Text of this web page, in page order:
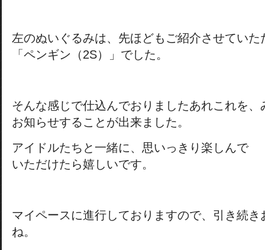
左のぬいぐるみは、先ほどもご紹介させていた
「ペンギン（2S）」でした。
そんな感じで仕込んでおりましたあれこれを、
お知らせすることが出来ました。
アイドルたちと一緒に、思いっきり楽しんで
いただけたら嬉しいです。
マイペースに進行しておりますので、引き続
ね。